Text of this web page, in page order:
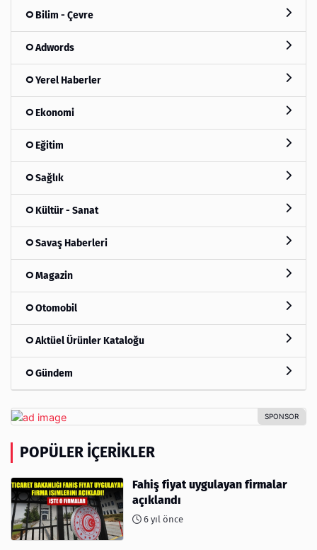
Bilim - Çevre
Adwords
Yerel Haberler
Ekonomi
Eğitim
Sağlık
Kültür - Sanat
Savaş Haberleri
Magazin
Otomobil
Aktüel Ürünler Kataloğu
Gündem
POPÜLER İÇERIKLER
Fahiş fiyat uygulayan firmalar
açıklandı
6 yıl önce